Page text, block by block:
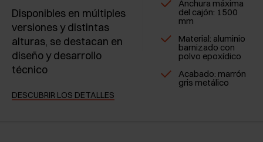
Disponibles en múltiples
versiones y distintas
alturas, se destacan en
diseño y desarrollo
técnico
DESCUBRIR LOS DETALLES
Anchura máxima
del cajón: 1500
mm
Material: aluminio
barnizado con
polvo epoxídico
Acabado: marrón
gris metálico